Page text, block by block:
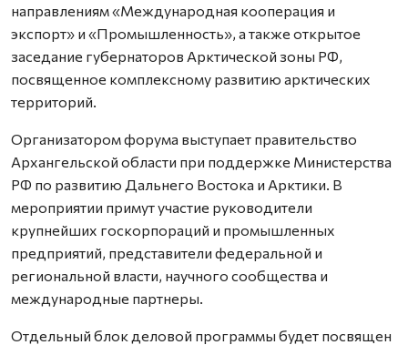
направлениям «Международная кооперация и
экспорт» и «Промышленность», а также открытое
заседание губернаторов Арктической зоны РФ,
посвященное комплексному развитию арктических
территорий.
Организатором форума выступает правительство
Архангельской области при поддержке Министерства
РФ по развитию Дальнего Востока и Арктики. В
мероприятии примут участие руководители
крупнейших госкорпораций и промышленных
предприятий, представители федеральной и
региональной власти, научного сообщества и
международные партнеры.
Отдельный блок деловой программы будет посвящен